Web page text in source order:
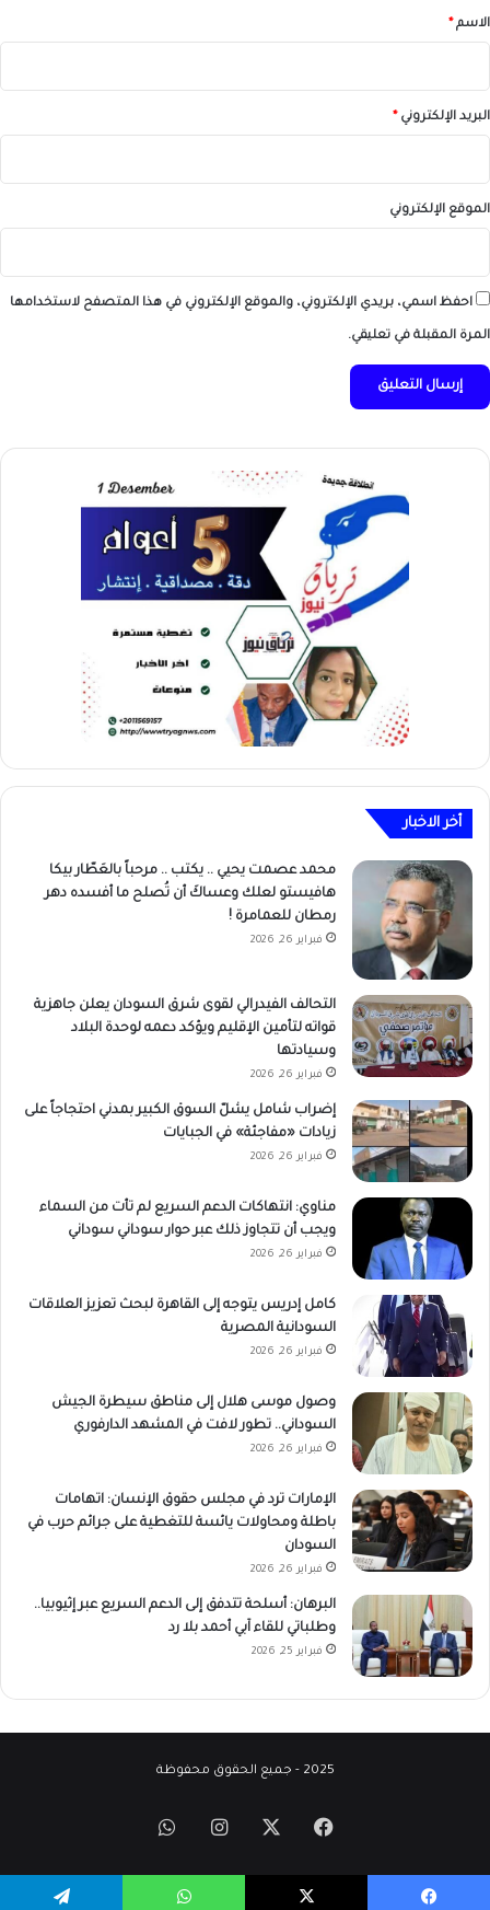
*الاسم *
البريد الإلكتروني *
الموقع الإلكتروني
احفظ اسمي، بريدي الإلكتروني، والموقع الإلكتروني في هذا المتصفح لاستخدامها
المرة المقبلة في تعليقي.
أخر الاخبار
محمد عصمت يحيي .. يكتب .. مرحباً بالعَطّار بيكا
هافيستو لعلك وعساكَ أن تُصلح ما أفسده دهر
رمطان للعمامرة !
فبراير 26, 2026
التحالف الفيدرالي لقوى شرق السودان يعلن جاهزية
قواته لتأمين الإقليم ويؤكد دعمه لوحدة البلاد
وسيادتها
فبراير 26, 2026
إضراب شامل يشلّ السوق الكبير بمدني احتجاجاً على
زيادات «مفاجئة» في الجبايات
فبراير 26, 2026
مناوي: انتهاكات الدعم السريع لم تأت من السماء
ويجب أن تتجاوز ذلك عبر حوار سوداني سوداني
فبراير 26, 2026
كامل إدريس يتوجه إلى القاهرة لبحث تعزيز العلاقات
السودانية المصرية
فبراير 26, 2026
وصول موسى هلال إلى مناطق سيطرة الجيش
السوداني.. تطور لافت في المشهد الدارفوري
فبراير 26, 2026
الإمارات ترد في مجلس حقوق الإنسان: اتهامات
باطلة ومحاولات يائسة للتغطية على جرائم حرب في
السودان
فبراير 26, 2026
البرهان: أسلحة تتدفق إلى الدعم السريع عبر إثيوبيا..
وطلباتي للقاء آبي أحمد بلا رد
فبراير 25, 2026
2025 - جميع الحقوق محفوظة
فيسبوك انستقرامواتساب